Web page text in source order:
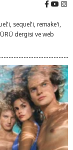
sequel'i, remake'i,
dergisi ve web